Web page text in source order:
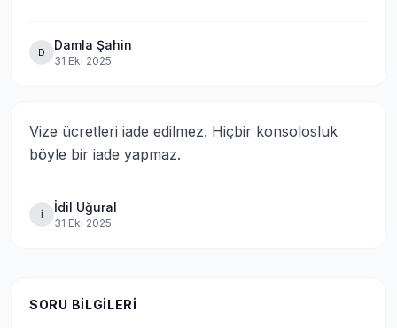
D Damla Şahin
31 Eki 2025
Vize ücretleri iade edilmez. Hiçbir konsolosluk
böyle bir iade yapmaz.
İ İdil Uğural
31 Eki 2025
SORU BILGILERI